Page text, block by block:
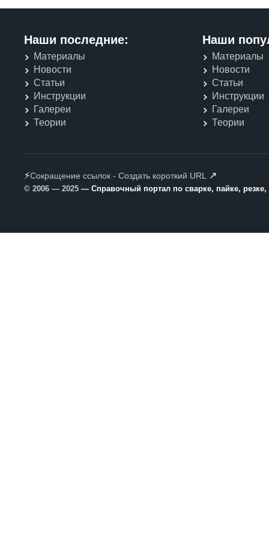
Наши последние:
Материалы
Новости
Статьи
Инструкции
Галереи
Теории
Наши
Материалы
Новости
Статьи
Инструкции
Галереи
Теории
⚡Сокращение ссылок - Создать короткий URL ↗
© 2006 — 2025 — Справочный портал по сварке, пайке,